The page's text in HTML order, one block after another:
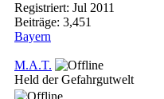
Registriert: Jul 2011
Beiträge: 3,451
Bayern
M.A.T.
Held der Gefahrgutwelt